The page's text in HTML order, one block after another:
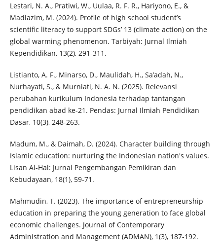
Lestari, N. A., Pratiwi, W., Uulaa, R. F. R., Hariyono, E., &
Madlazim, M. (2024). Profile of high school student’s
scientific literacy to support SDGs’ 13 (climate action) on the
global warming phenomenon. Tarbiyah: Jurnal Ilmiah
Kependidikan, 13(2), 291-311.
Listianto, A. F., Minarso, D., Maulidah, H., Sa’adah, N.,
Nurhayati, S., & Murniati, N. A. N. (2025). Relevansi
perubahan kurikulum Indonesia terhadap tantangan
pendidikan abad ke-21. Pendas: Jurnal Ilmiah Pendidikan
Dasar, 10(3), 248-263.
Madum, M., & Daimah, D. (2024). Character building through
Islamic education: nurturing the Indonesian nation's values.
Lisan Al-Hal: Jurnal Pengembangan Pemikiran dan
Kebudayaan, 18(1), 59-71.
Mahmudin, T. (2023). The importance of entrepreneurship
education in preparing the young generation to face global
economic challenges. Journal of Contemporary
Administration and Management (ADMAN), 1(3), 187-192.